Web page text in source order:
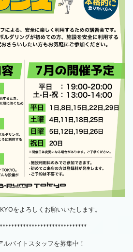
をよろしくお願いいたします。
バイトスタッフを募集中！